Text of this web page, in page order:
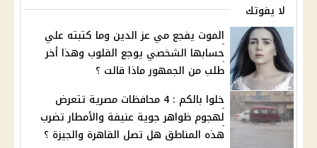
لا يفوتك
الموت يفجع مي عز الدين وما كتبته علي
حسابها الشخصي يوجع القلوب وهذا أخر
طلب من الجمهور ماذا قالت ؟
خلوا بالكم : 4 محافظات مصرية تتعرض
لهجوم ظواهر جوية عنيفة والأمطار تضرب
هذه المناطق هل تصل القاهرة والجيزة ؟